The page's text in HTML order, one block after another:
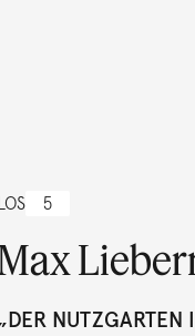
5
NUTZGARTEN